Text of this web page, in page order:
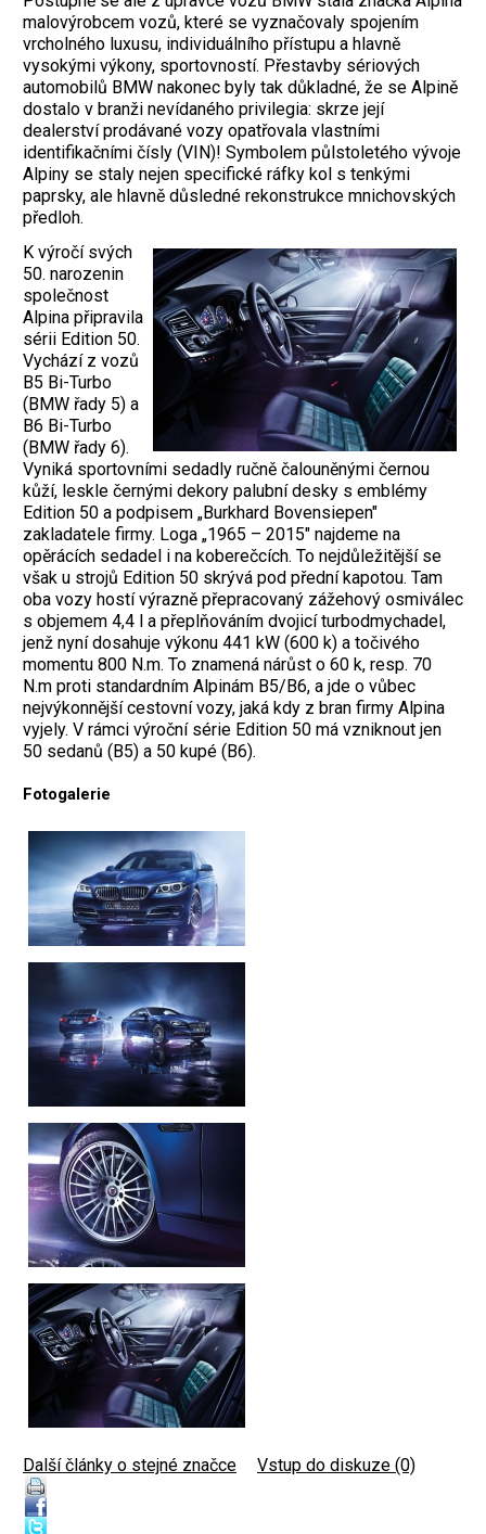
malovýrobcem vozů, které se vyznačovaly spojením
vrcholného luxusu, individuálního přístupu a hlavně
vysokými výkony, sportovností. Přestavby sériových
automobilů BMW nakonec byly tak důkladné, že se Alpině
dostalo v branži nevídaného privilegia: skrze její
dealerství prodávané vozy opatřovala vlastními
identifikačními čísly (VIN)! Symbolem půlstoletého vývoje
Alpiny se staly nejen specifické ráfky kol s tenkými
paprsky, ale hlavně důsledné rekonstrukce mnichovských
předloh.
K výročí svých
50. narozenin
společnost
Alpina připravila
sérii Edition 50.
Vychází z vozů
B5 Bi-Turbo
(BMW řady 5) a
B6 Bi-Turbo
(BMW řady 6).
Vyniká sportovními sedadly ručně čalouněnými černou
kůží, leskle černými dekory palubní desky s emblémy
Edition 50 a podpisem „Burkhard Bovensiepen"
zakladatele firmy. Loga „1965 – 2015" najdeme na
opěrácích sedadel i na koberečcích. To nejdůležitější se
však u strojů Edition 50 skrývá pod přední kapotou. Tam
oba vozy hostí výrazně přepracovaný zážehový osmiválec
s objemem 4,4 l a přeplňováním dvojicí turbodmychadel,
jenž nyní dosahuje výkonu 441 kW (600 k) a točivého
momentu 800 N.m. To znamená nárůst o 60 k, resp. 70
N.m proti standardním Alpinám B5/B6, a jde o vůbec
nejvýkonnější cestovní vozy, jaká kdy z bran firmy Alpina
vyjely. V rámci výroční série Edition 50 má vzniknout jen
50 sedanů (B5) a 50 kupé (B6).
Fotogalerie
Další články o stejné značce Vstup do diskuze (0)